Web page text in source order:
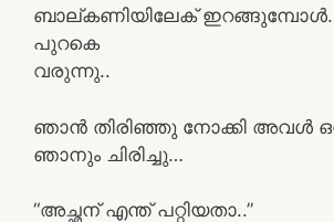
ബാല്കണിയിലേക്
പുറകെ
വരുന്നു..
ഞാൻ തിരിഞ്ഞു നോക്കി അവൾ
ഞാനും ചിരിച്ചു…
“അച്ഛന് എന്ത് പറ്റിയതാ..”